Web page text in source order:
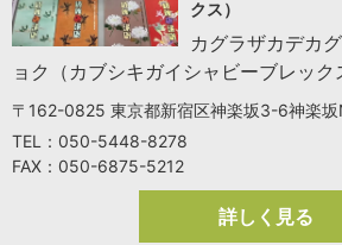
クス）
カグラザカデカ
ョク（カブシキガイシャビーブレック
〒162-0825 東京都新宿区神楽坂3-6神楽
TEL：050-5448-8278
FAX：050-6875-5212
詳しく見る